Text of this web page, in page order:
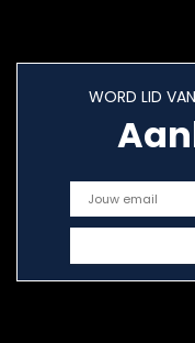
WORD LID